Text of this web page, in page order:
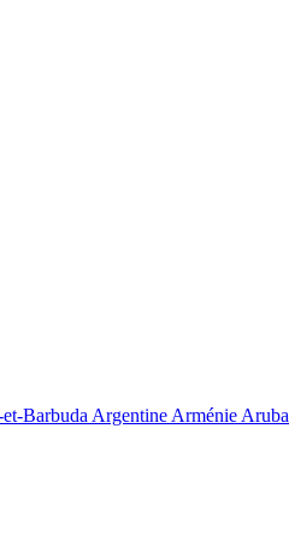
Barbuda Argentine Arménie Aruba